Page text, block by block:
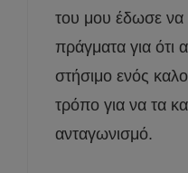
του μου έδωσε
πράγματα για ότι
στήσιμο ενός
τρόπο για να τα
ανταγωνισμό.